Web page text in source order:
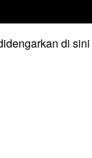
di sini